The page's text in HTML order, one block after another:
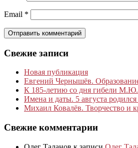
Email *
Свежие записи
Новая публикация
Евгений Чернышёв.
К 185‑летию со дня гибели
Имена и даты. 5 августа
Михаил Ковалёв. Творчество и
Свежие комментарии